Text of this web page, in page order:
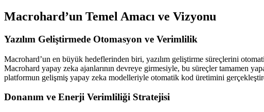
Macrohard’un Temel Amacı ve Vizyonu
Yazılım Geliştirmede Otomasyon ve Verimlilik
Macrohard’un en büyük hedeflerinden biri, yazılım geliştirme süreçlerini
Macrohard yapay zeka ajanlarının devreye girmesiyle, bu süreçler tamamen
platformun gelişmiş yapay zeka modelleriyle otomatik kod üretimini
Donanım ve Enerji Verimliliği Stratejisi